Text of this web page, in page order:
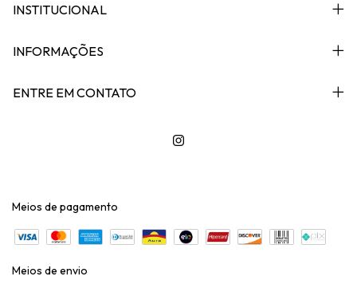
INSTITUCIONAL
INFORMAÇÕES
ENTRE EM CONTATO
Meios de pagamento
Meios de envio